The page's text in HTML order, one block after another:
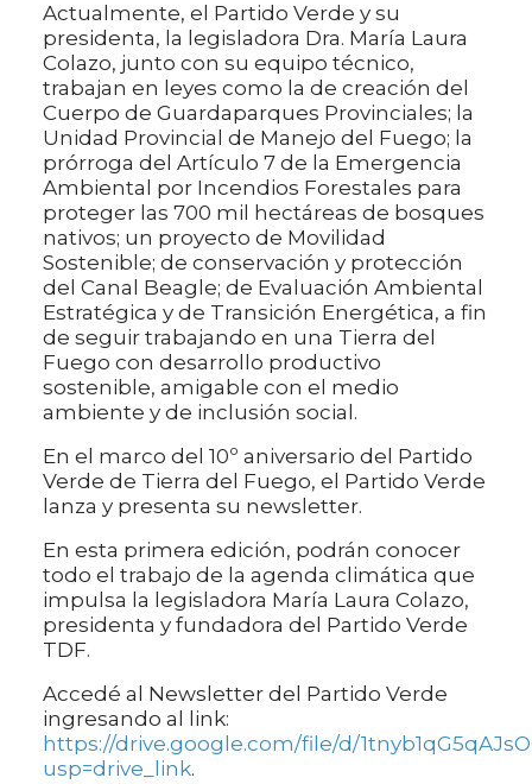
Actualmente, el Partido Verde y su
presidenta, la legisladora Dra. María Laura
Colazo, junto con su equipo técnico,
trabajan en leyes como la de creación del
Cuerpo de Guardaparques Provinciales; la
Unidad Provincial de Manejo del Fuego; la
prórroga del Artículo 7 de la Emergencia
Ambiental por Incendios Forestales para
proteger las 700 mil hectáreas de bosques
nativos; un proyecto de Movilidad
Sostenible; de conservación y protección
del Canal Beagle; de Evaluación Ambiental
Estratégica y de Transición Energética, a fin
de seguir trabajando en una Tierra del
Fuego con desarrollo productivo
sostenible, amigable con el medio
ambiente y de inclusión social.
En el marco del 10º aniversario del Partido
Verde de Tierra del Fuego, el Partido Verde
lanza y presenta su newsletter.
En esta primera edición, podrán conocer
todo el trabajo de la agenda climática que
impulsa la legisladora María Laura Colazo,
presidenta y fundadora del Partido Verde
TDF.
Accedé al Newsletter del Partido Verde
ingresando al link:
https://drive.google.com/file/d/
usp=drive_link.